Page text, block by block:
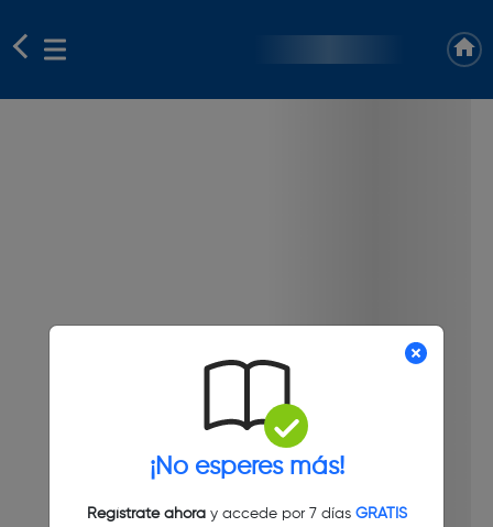
¡No esperes más!
Regístrate ahoray accede por 7 días GRATIS